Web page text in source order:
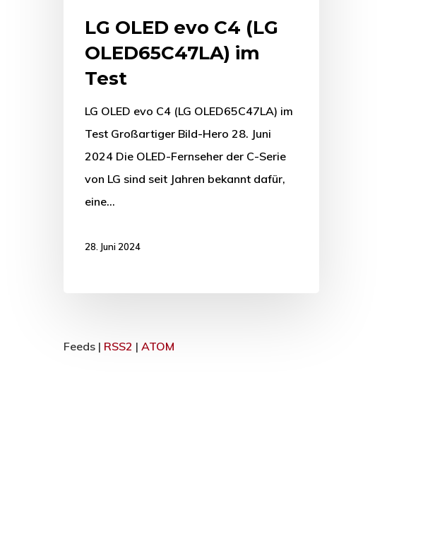
LG OLED evo C4 (LG
OLED65C47LA) im
Test
LG OLED evo C4 (LG OLED65C47LA) im
Test Großartiger Bild-Hero 28. Juni
2024 Die OLED-Fernseher der C-Serie
von LG sind seit Jahren bekannt dafür,
eine…
28. Juni 2024
Feeds | RSS2 | ATOM